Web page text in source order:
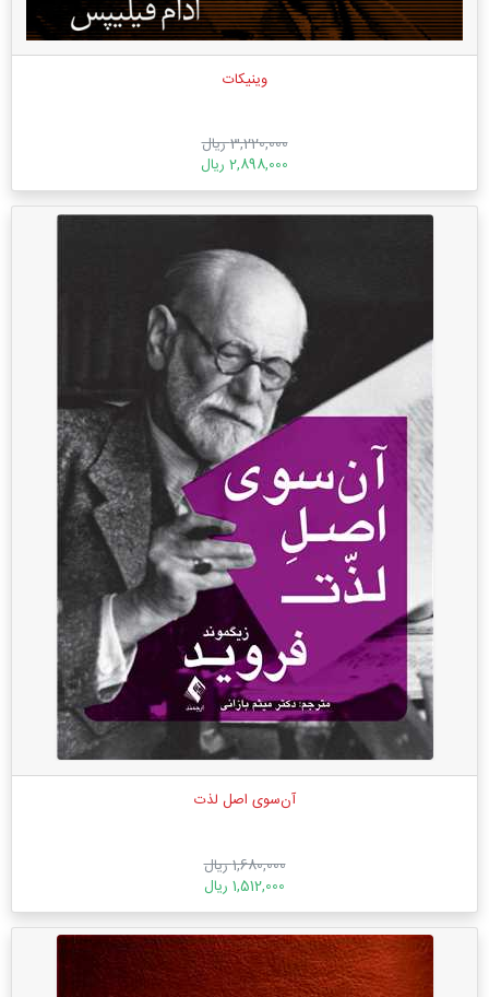
وینیکات
3,220,000 ریال
2,898,000 ریال
آن‌سوی اصل لذت
1,680,000 ریال
1,512,000 ریال